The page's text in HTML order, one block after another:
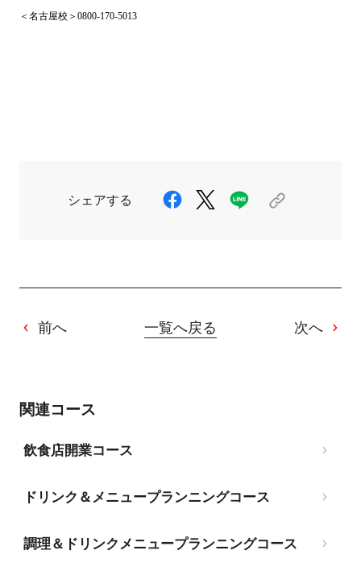
＜名古屋校＞ 0800-170-5013
シェアする
前へ 一覧へ戻る 次へ
関連コース
飲食店開業コース
ドリンク＆メニュープランニングコース
調理＆ドリンクメニュープランニングコース